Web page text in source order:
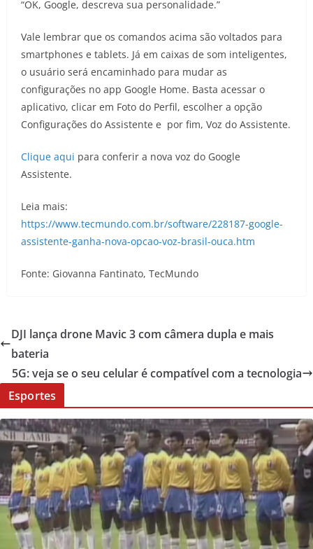
“OK, Google, descreva sua personalidade.”
Vale lembrar que os comandos acima são voltados para
smartphones e tablets. Já em caixas de som inteligentes,
o usuário será encaminhado para mudar as
configurações no app Google Home. Basta acessar o
aplicativo, clicar em Foto do Perfil, escolher a opção
Configurações do Assistente e por fim, Voz do Assistente.
Clique aqui para conferir a nova voz do Google
Assistente.
Leia mais:
https://www.tecmundo.com.br/software/228187-google-
assistente-ganha-nova-opcao-voz-brasil-ouca.htm
Fonte: Giovanna Fantinato, TecMundo
DJI lança drone Mavic 3 com câmera dupla e mais
bateria
5G: veja se o seu celular é compatível com a tecnologia
Esportes